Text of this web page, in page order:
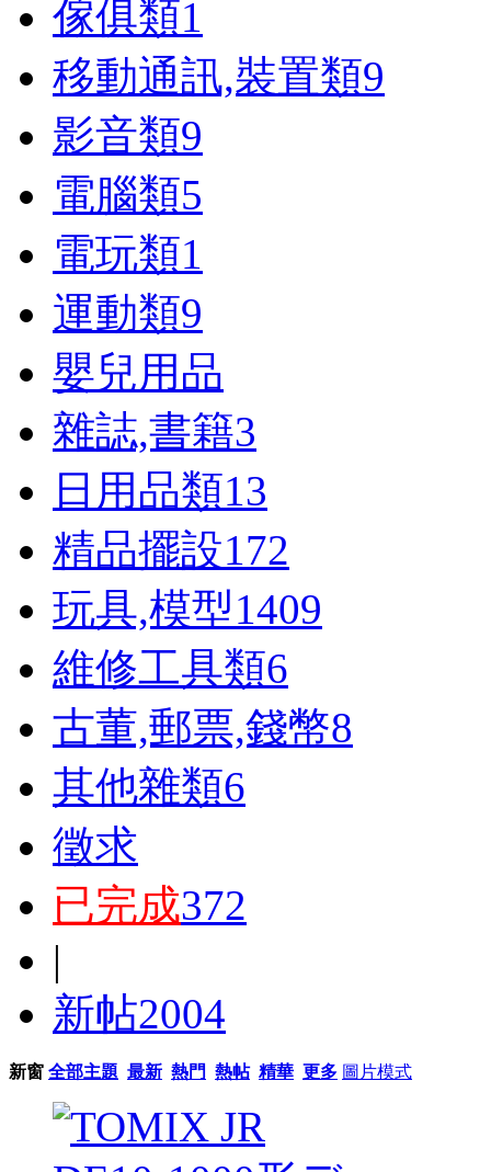
傢俱類1
移動通訊,裝置類9
影音類9
電腦類5
電玩類1
運動類9
嬰兒用品
雜誌,書籍3
日用品類13
精品擺設172
玩具,模型1409
維修工具類6
古董,郵票,錢幣8
其他雜類6
徵求
已完成372
|
新帖2004
新窗 全部主題 最新 熱門 熱帖 精華 更多 圖片模式